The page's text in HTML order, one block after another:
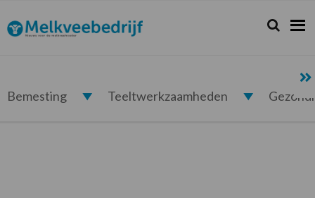
de
hoofdnavigatie
de
hoofd
de
eerste
de
voettekst
Melkveebedrijf.nl Zoeken...
Zoek
Bemesting Teeltwerkzaamheden